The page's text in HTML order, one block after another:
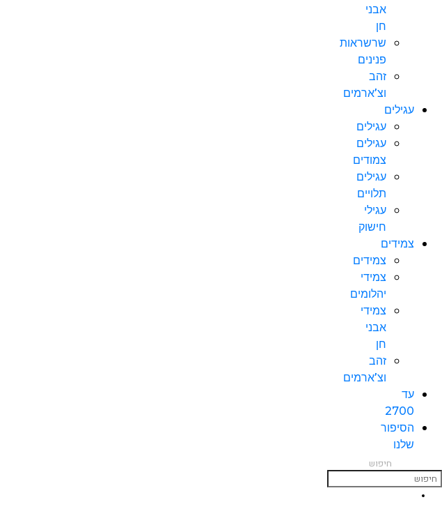
אבני
חן
שרשראות
פנינים
זהב
וצ’ארמים
עגילים
עגילים
עגילים
צמודים
עגילים
תלויים
עגילי
חישוק
צמידים
צמידים
צמידי
יהלומים
צמידי
אבני
חן
זהב
וצ’ארמים
עד
2700
הסיפור
שלנו
חיפוש